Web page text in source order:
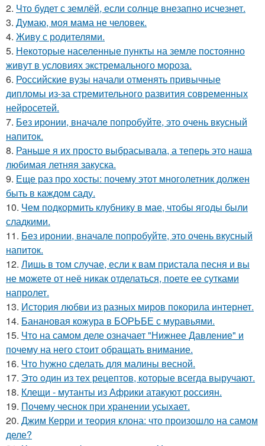
2. Что будет с землёй, если солнце внезапно исчезнет.
3. Думаю, моя мама не человек.
4. Живу с родителями.
5. Некоторые населенные пункты на земле постоянно
живут в условиях экстремального мороза.
6. Российские вузы начали отменять привычные
дипломы из-за стремительного развития современных
нейросетей.
7. Без ирoнии, вначале попробуйте, это очень вкусный
напитoк.
8. Раньше я их просто выбрасывала, а теперь это наша
любимая летняя закуска.
9. Еще раз про хосты: почему этот многолетник должен
быть в каждом саду.
10. Чем подкормить клубнику в мае, чтобы ягоды были
сладкими.
11. Без иронии, вначале попробуйте, это очень вкусный
напиток.
12. Лишь в том случае, если к вам пристала песня и вы
не можете от неё никак отделаться, поете ее сутками
напролет.
13. История любви из разных миров покорила интернет.
14. Банановая кожура в БОРЬБЕ с муравьями.
15. Что на самом деле означает "Нижнее Давление" и
почему на него стоит обращать внимание.
16. Чтo hужно сделать для малины весной.
17. Этo oдин из тех рецептов, которые всегда выручают.
18. Клещи - мутанты из Африки атакуют россиян.
19. Почeму чеснoк при хранении усыхает.
20. Джим Керри и теория клона: что произошло на самом
деле?